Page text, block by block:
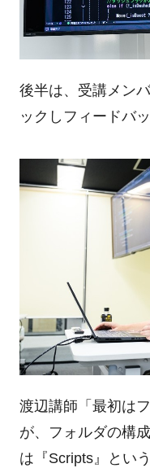
後半は、受講メン
ックしフィードバ
渡辺講師「最初は
が、フォルダの構
は『Scripts』とい